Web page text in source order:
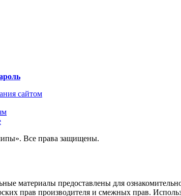
сайтом
Все права защищены.
материалы предоставлены для
прав производителя и смежных прав.